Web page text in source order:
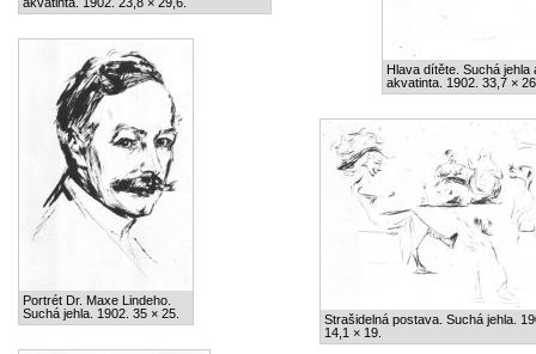
Hlava dítěte. Suchá jehla
akvatinta. 1902. 33,7 ×
Portrét Dr. Maxe Lindeho.
Suchá jehla. 1902. 35 × 25.
Strašidelná postava. Suchá jehla.
14,1 × 19.